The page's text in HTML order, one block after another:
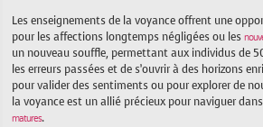
Les enseignements de la voyance offrent une
pour les affections longtemps négligées ou les
un nouveau souffle, permettant aux individus de
les erreurs passées et de s’ouvrir à des horizons
pour valider des sentiments ou pour explorer de
la voyance est un allié précieux pour naviguer
matures.